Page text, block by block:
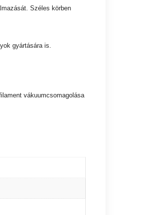
Széles körben
gyártására is.
vákuumcsomagolása